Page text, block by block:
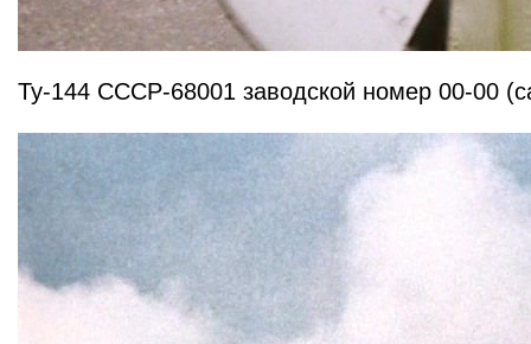
Ту-144 СССР-68001 заводской номер 00-00